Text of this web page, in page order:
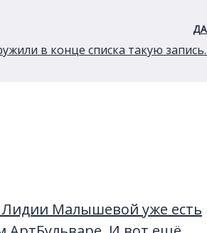
в конце списка такую
Малышевой уже есть